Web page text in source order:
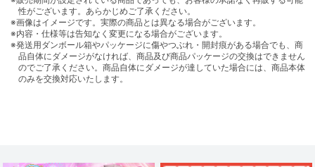
性がございます。あらかじめご了承ください。
※画像はイメージです。実際の商品とは異なる場合がございます。
※内容・仕様等は告知なく変更になる場合がございます。
※発送用ダンボール箱やパッケージに傷やつぶれ・開封痕がある場合でも、商
品自体にダメージがなければ、商品及び商品パッケージの交換はできません
のでご了承ください。商品自体にダメージが達していた場合には、商品本体
のみを交換対応いたします。